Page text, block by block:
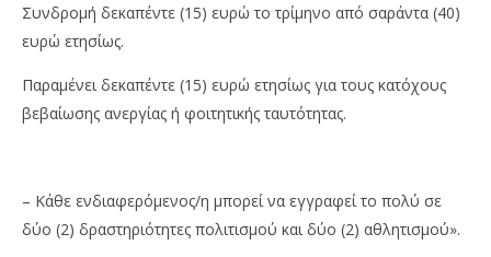
Συνδρομή δεκαπέντε (15) ευρώ το τρίμηνο από σαράντα (40)
ευρώ ετησίως.
Παραμένει δεκαπέντε (15) ευρώ ετησίως για τους κατόχους
βεβαίωσης ανεργίας ή φοιτητικής ταυτότητας.
– Κάθε ενδιαφερόμενος/η μπορεί να εγγραφεί το πολύ σε
δύο (2) δραστηριότητες πολιτισμού και δύο (2) αθλητισμού».